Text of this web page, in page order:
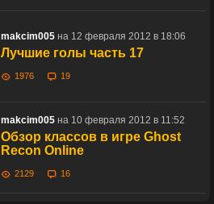
makcim005 на 12 февраля 2012 в 18:06
Лучшие голы часть 17
1976 19
makcim005 на 10 февраля 2012 в 11:52
Обзор классов в игре Ghost
Recon Online
2129 16